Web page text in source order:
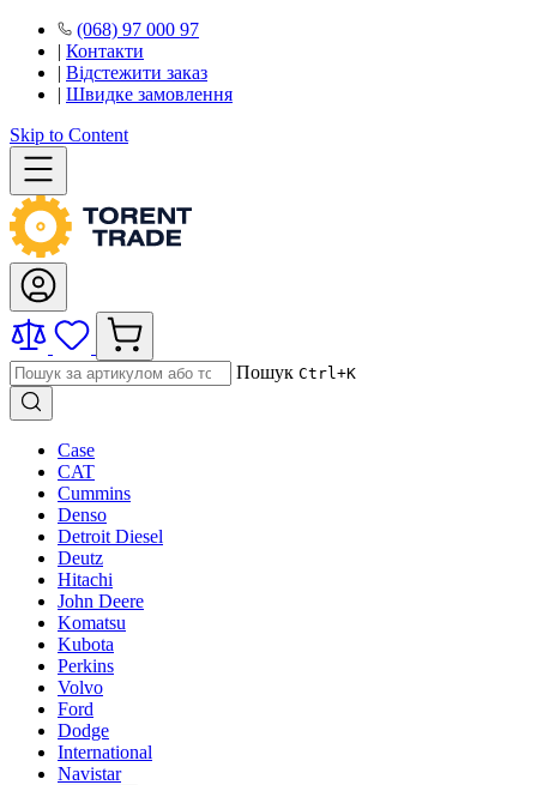
(068) 97 000 97
| Контакти
| Відстежити заказ
| Швидке замовлення
Skip to Content
Пошук Ctrl+K
Case
CAT
Cummins
Denso
Detroit Diesel
Deutz
Hitachi
John Deere
Komatsu
Kubota
Perkins
Volvo
Ford
Dodge
International
Navistar